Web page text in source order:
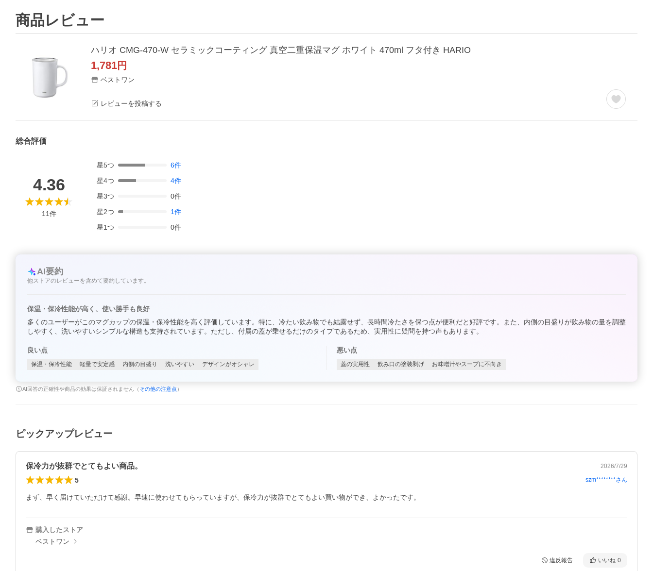
商品レビュー
ハリオ CMG-470-W セラミックコーティング 真空二重保温マグ ホワイト 470ml フタ付き HARIO
1,781円
ベストワン
レビューを投稿する
総合評価
4.36
11件
星5つ 6件
星4つ 4件
星3つ 0件
星2つ 1件
星1つ 0件
AI要約
他ストアのレビューを含めて要約しています。
保温・保冷性能が高く、使い勝手も良好
多くのユーザーがこのマグカップの保温・保冷性能を高く評価しています。特に、冷たい飲み物でも結露せず、長時間冷たさを保つ点が便利だと好評です。また、内側の目盛りが飲み物の量を調整
しやすく、洗いやすいシンプルな構造も支持されています。ただし、付属の蓋が乗せるだけのタイプであるため、実用性に疑問を持つ声もあります。
良い点
保温・保冷性能 軽量で安定感 内側の目盛り 洗いやすい デザインがオシャレ
悪い点
蓋の実用性 飲み口の塗装剥げ お味噌汁やスープに不向き
AI回答の正確性や商品の効果は保証されません（ その他の注意点 ）
ピックアップレビュー
保冷力が抜群でとてもよい商品。 2026/7/29
5 szm********さん
まず、早く届けていただけて感謝。早速に使わせてもらっていますが、保冷力が抜群でとてもよい買い物ができ、よかったです。
購入したストア
ベストワン
違反報告 いいね 0